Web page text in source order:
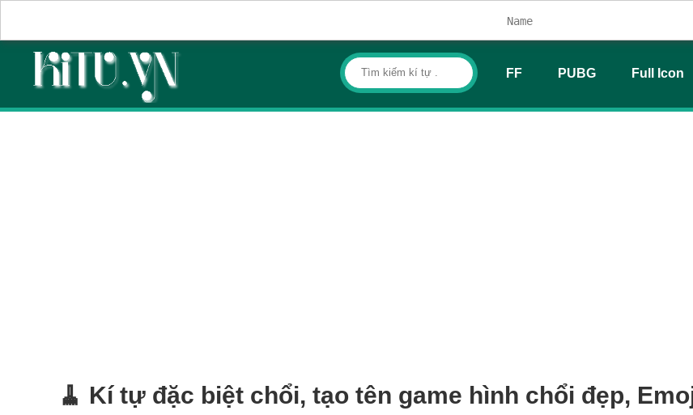
FF PUBG Full Icon
🧹 Kí tự đặc biệt chổi, tạo tên game hình chổi đẹp,